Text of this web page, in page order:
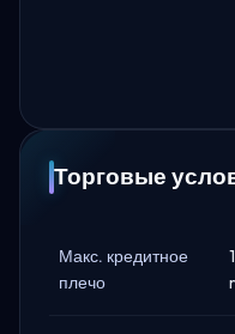
Торговые
Макс. кредитное
плечо